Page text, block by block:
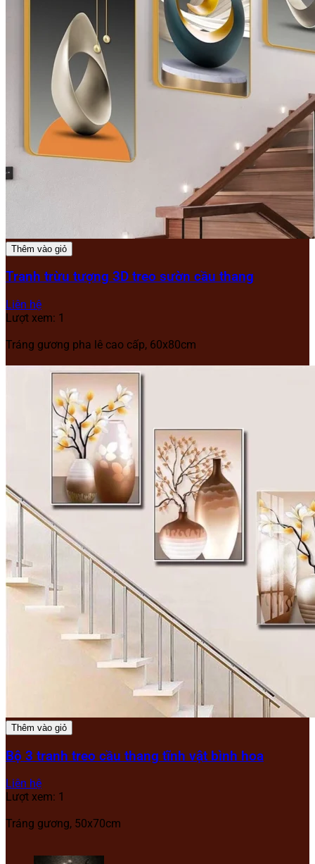
Thêm vào giỏ
Tranh trừu tượng 3D treo sườn cầu thang
Liên hệ
Lượt xem: 1
Tráng gương pha lê cao cấp, 60x80cm
Thêm vào giỏ
Bộ 3 tranh treo cầu thang tĩnh vật bình hoa
Liên hệ
Lượt xem: 1
Tráng gương, 50x70cm